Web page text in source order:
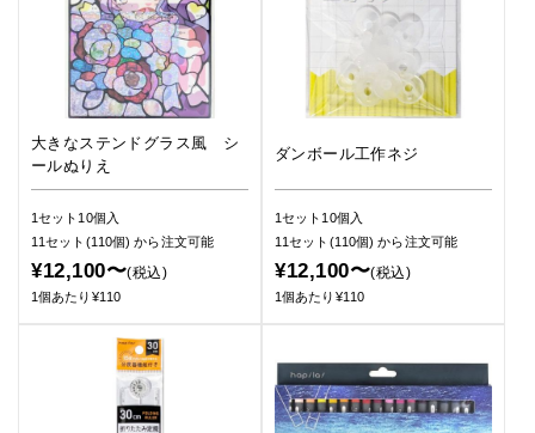
大きなステンドグラス風 シ
ールぬりえ
1セット10個入
11セット(110個)から注文可能
¥12,100〜(税込)
1個あたり¥110
ダンボール工作ネジ
1セット10個入
11セット(110個)から注文可能
¥12,100〜(税込)
1個あたり¥110